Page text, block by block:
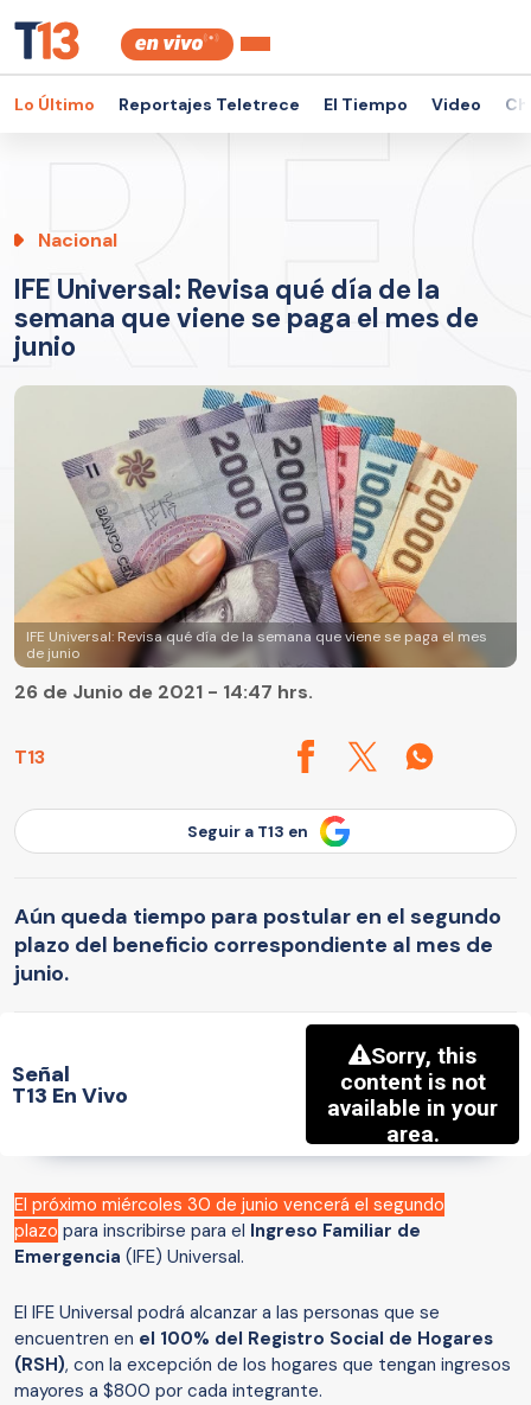
Lo Último Reportajes Teletrece El Tiempo Video
Nacional
IFE Universal: Revisa qué día de la
semana que viene se paga el mes de
junio
IFE Universal: Revisa qué día de la semana que viene se paga el mes
de junio
T13
26 de Junio de 2021 - 14:47 hrs.
Seguir a T13 en
Aún queda tiempo para postular en el segundo
plazo del beneficio correspondiente al mes de
junio.
Señal
T13 En Vivo
El próximo miércoles 30 de junio vencerá el segundo
plazo para inscribirse para el Ingreso Familiar de
Emergencia (IFE) Universal.
El IFE Universal podrá alcanzar a las personas que se
encuentren en el 100% del Registro Social de Hogares
(RSH), con la excepción de los hogares que tengan ingresos
mayores a $800 por cada integrante.